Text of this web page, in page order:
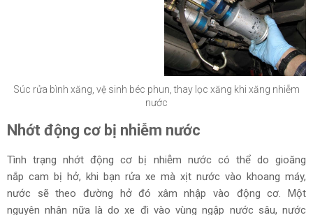
Súc rửa bình xăng, vệ sinh béc phun, thay lọc xăng khi xăng nhiễm
nước
Nhớt động cơ bị nhiễm nước
Tình trạng nhớt động cơ bị nhiễm nước có thể do gioăng
nắp cam bị hở, khi bạn rửa xe mà xịt nước vào khoang máy,
nước sẽ theo đường hở đó xâm nhập vào động cơ. Một
nguyên nhân nữa là do xe đi vào vùng ngập nước sâu, nước